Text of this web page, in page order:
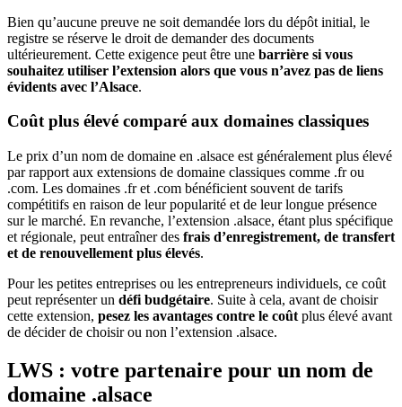
Bien qu’aucune preuve ne soit demandée lors du dépôt initial, le
registre se réserve le droit de demander des documents
ultérieurement. Cette exigence peut être une barrière si vous
souhaitez utiliser l’extension alors que vous n’avez pas de liens
évidents avec l’Alsace.
Coût plus élevé comparé aux domaines classiques
Le prix d’un nom de domaine en .alsace est généralement plus élevé
par rapport aux extensions de domaine classiques comme .fr ou
.com. Les domaines .fr et .com bénéficient souvent de tarifs
compétitifs en raison de leur popularité et de leur longue présence
sur le marché. En revanche, l’extension .alsace, étant plus spécifique
et régionale, peut entraîner des frais d’enregistrement, de transfert
et de renouvellement plus élevés.
Pour les petites entreprises ou les entrepreneurs individuels, ce coût
peut représenter un défi budgétaire. Suite à cela, avant de choisir
cette extension, pesez les avantages contre le coût plus élevé avant
de décider de choisir ou non l’extension .alsace.
LWS : votre partenaire pour un nom de
domaine .alsace